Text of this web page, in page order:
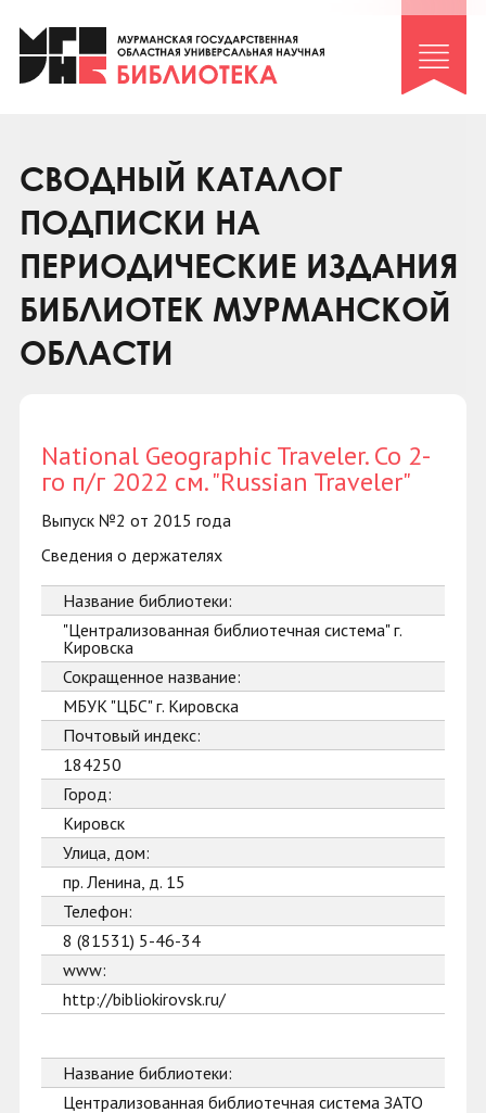
Клуб «Гиря и сельдерей»
Клуб «Семейный архив»
Коллегам
Контакты
СВОДНЫЙ КАТАЛОГ
ПОДПИСКИ НА
ПЕРИОДИЧЕСКИЕ ИЗДАНИЯ
БИБЛИОТЕК МУРМАНСКОЙ
ОБЛАСТИ
National Geographic Traveler. Со 2-
го п/г 2022 см. "Russian Traveler"
Выпуск №2 от 2015 года
Сведения о держателях
Название библиотеки:
"Централизованная библиотечная система" г.
Кировска
Сокращенное название:
МБУК "ЦБС" г. Кировска
Почтовый индекс:
184250
Город:
Кировск
Улица, дом:
пр. Ленина, д. 15
Телефон:
8 (81531) 5-46-34
www:
http://bibliokirovsk.ru/
Название библиотеки:
Централизованная библиотечная система ЗАТО